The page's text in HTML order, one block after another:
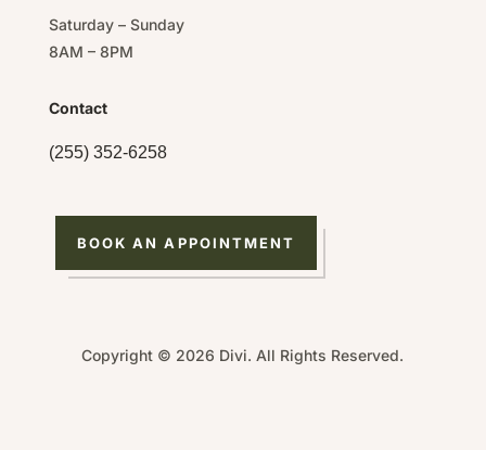
Saturday – Sunday
8AM – 8PM
Contact
(255) 352-6258
BOOK AN APPOINTMENT
Copyright © 2026 Divi. All Rights Reserved.